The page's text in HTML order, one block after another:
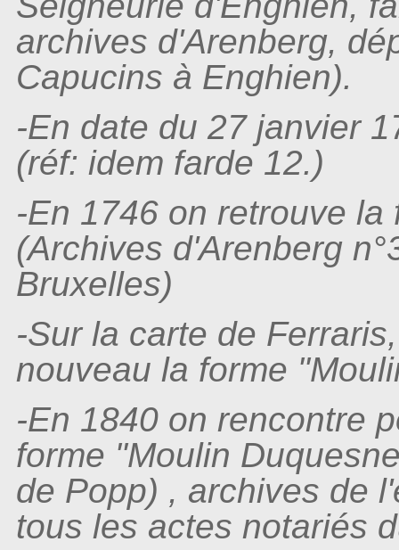
archives d'Arenberg,
Capucins à Enghien).
-En date du 27 janvier
(réf: idem farde 12.)
-En 1746 on retrouve
(Archives d'Arenberg
Bruxelles)
-Sur la carte de
nouveau la forme
-En 1840 on rencontre
forme "Moulin
de Popp) , archives de
tous les actes notariés